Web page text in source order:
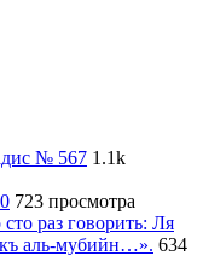
№ 567 1.1k
723 просмотра
раз говорить: Ля
аль-мубийн…». 634